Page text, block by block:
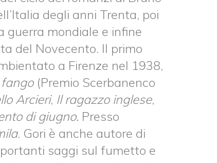
degli anni Trenta, poi
guerra mondiale e infine
del Novecento. Il primo
a Firenze nel 1938,
fango(Premio Scerbanenco
Arcieri, Il ragazzo inglese,
di giugno. Presso
. Gori è anche autore di
saggi sul fumetto e